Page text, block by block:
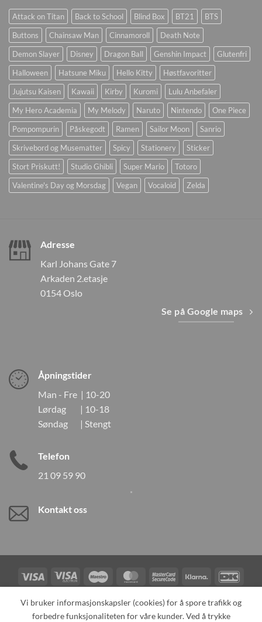
Attack on Titan Back to School Blind Box BT21
BTS
Buttons
Chainsaw Man Cinnamoroll
Death Note
Demon Slayer
Disney Dragon Ball Genshin Impact
Glutenfri
Halloween
Hatsune Miku Hello Kitty
Høstfavoritter
Jujutsu Kaisen
Kawaii Kirby Kuromi
Lulu Anbefaler
My Hero Academia
My Melody Naruto Nintendo
One Piece
Pompompurin
Påskegodt Ramen Sailor Moon
Sanrio
Skrivebord og Musematter
Spicy Stationery
Sticker
Stort Priskutt!
Studio Ghibli Super Mario
Totoro
Valentine's Day og Morsdag
Vegan Vocaloid Zelda
Adresse
Karl Johans Gate 7
Arkaden 2.etasje
0154 Oslo
Se på Google maps
Åpningstider
Man - Fre | 10-20
Lørdag | 10-18
Søndag | Stengt
Telefon
21 09 59 90
Kontakt oss
Visa
Visa
Electron
Maestro MasterCardMasterCard
2
Klarna
Card
TILBAKEKALLINGER KONTAKT OSS OM OSS
Vi bruker informasjonskapsler (cookies) for å spore trafikk og
forbedre funksjonaliteten for våre kunder. Ved å trykke